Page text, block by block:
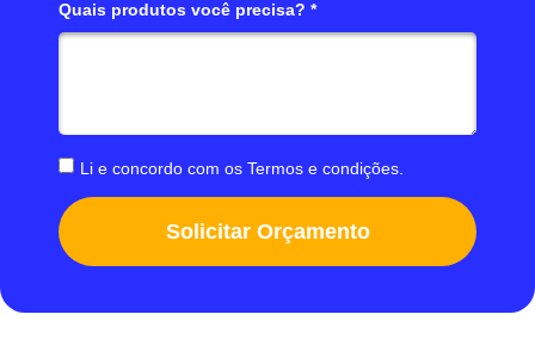
Quais produtos você precisa? *
Li e concordo com os Termos e condições.
Solicitar Orçamento